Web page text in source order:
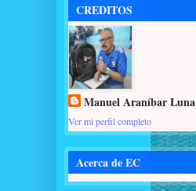
CREDITOS
Manuel Araníbar Luna
Ver mi perfil completo
Acerca de EC